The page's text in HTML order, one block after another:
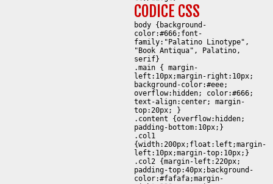
CODICE CSS
body {background-
color:#666;font-
family:"Palatino Linotype",
"Book Antiqua", Palatino,
serif}
.main { margin-
left:10px;margin-right:10px;
background-color:#eee;
overflow:hidden; color:#666;
text-align:center; margin-
top:20px; }
.content {overflow:hidden;
padding-bottom:10px;}
.col1
{width:200px;float:left;margin-
left:10px;margin-top:10px;}
.col2 {margin-left:220px;
padding-top:40px;background-
color:#fafafa;margin-